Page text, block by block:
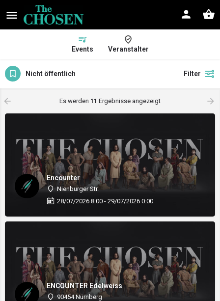
Events Veranstalter
Nicht öffentlich Filter
Es werden 11 Ergebnisse angezeigt
Encounter
Nienburger Str.
28/07/2026 8:00 - 29/07/2026 0:00
ENCOUNTER Edelweiss
90454 Nürnberg